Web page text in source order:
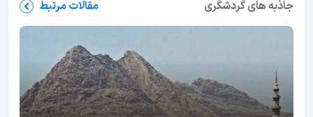
جاذبه های گردشگری مقالات مرتبط